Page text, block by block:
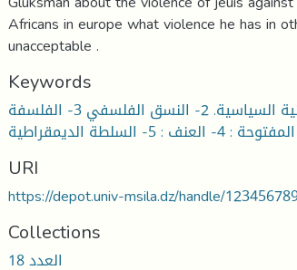
Africans in europe what violence he has in
unacceptable .
Keywords
الكلمات المفتاحية 1- الكليانية السياسية. 2- النسق الفلسفي 3- الفلسفة
المفتوحة : 4- العنف : 5- السلطة الديمقراطية
URI
https://depot.univ-msila.dz/handle/
Collections
العدد 18